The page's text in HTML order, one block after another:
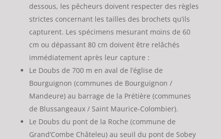
dessous, les pêcheurs doivent respecter des règles
strictes concernant les tailles des brochets qu’ils
capturent. Les spécimens mesurant moins de 60
cm ou dépassant 80 cm doivent être relâchés
immédiatement après leur capture :
Le Doubs de 700 m en aval de l’église de
Bourguignon (communes de Bourguignon /
Mandeure) au barrage de la Prétière (communes
de Blussangeaux / Saint Maurice-Colombier).
Le Doubs du pont de la Roche (commune de
Grand’Combe Châteleu) au seuil du pont de Sobey